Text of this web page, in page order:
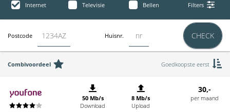
Internet Televisie Bellen Filters
Postcode Huisnr. CHECK
Combivoordeel Goedkoopste eerst
50 Mb/s
Download
8 Mb/s
Upload
30,-
per maand